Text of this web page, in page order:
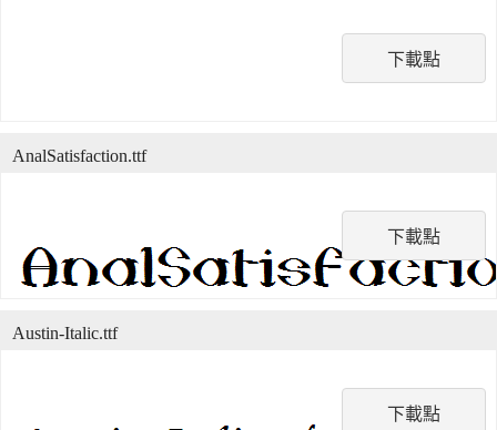
下載點
下載點
AnalSatisfaction.ttf
下載點
Austin-Italic.ttf